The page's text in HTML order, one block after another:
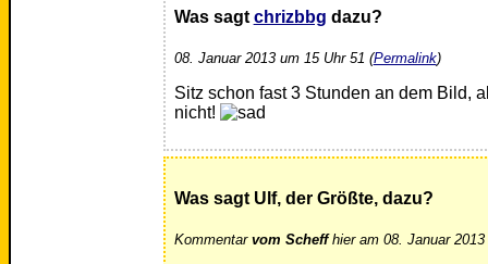
Was sagt chrizbbg dazu?
08. Januar 2013 um 15 Uhr 51 (Permalink)
Sitz schon fast 3 Stunden an dem Bild,
nicht!
Was sagt Ulf, der Größte, dazu?
Kommentar vom Scheffhier am 08. Januar 2013